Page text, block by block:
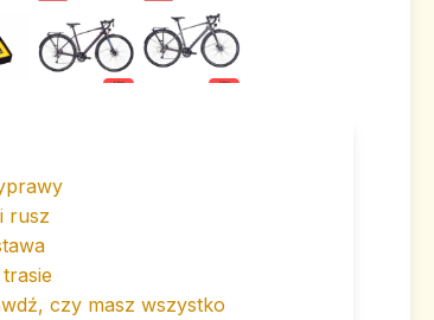
rusz
czy masz wszystko